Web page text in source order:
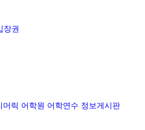
장권
머릭 어학원 어학연수 정보게시판